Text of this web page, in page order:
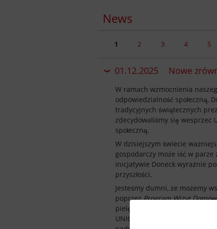
News
1 2 3 4 5
01.12.2025 Nowe
W ramach wzmocnienia
odpowiedzialność społeczną,
tradycyjnych świątecznych
zdecydowaliśmy się wesprzeć
społeczną.
W dzisiejszym świecie
gospodarczy może iść w parze
inicjatywie Doneck wyraźnie
przyszłości.
Jesteśmy dumni, że możemy
poprzezProgram Wizyt
pielęgniarek i pracowników
UNICEF ściśle współpracuje z